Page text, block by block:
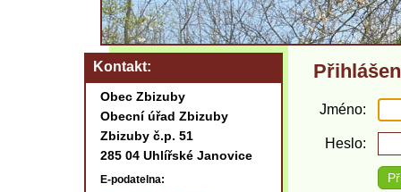
Jméno
Heslo
Kontakt
Obec Zbizuby
Obecní úřad Zbizuby
Zbizuby č.p. 51
285 04 Uhlířské Janovice
E-podatelna: